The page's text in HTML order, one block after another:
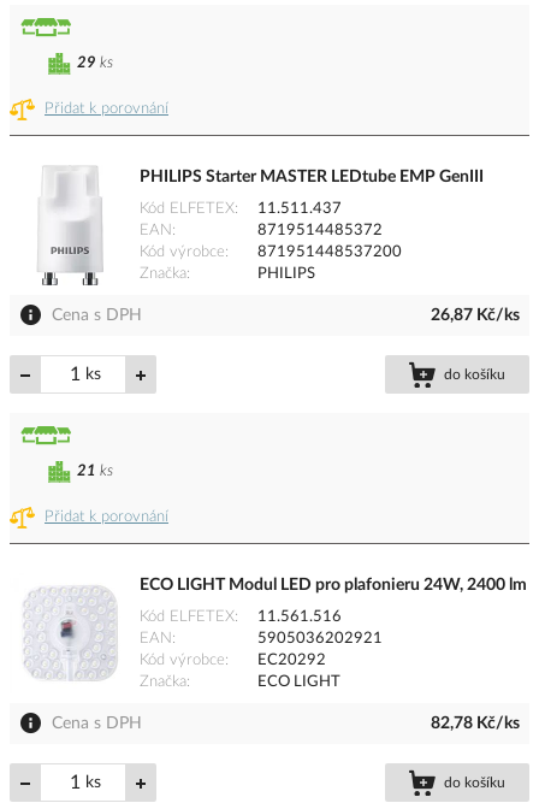
Přidat k porovnání
29 ks
PHILIPS Starter MASTER LEDtube EMP GenIII
Kód ELFETEX
11.511.437
EAN
8719514485372
Kód výrobce
871951448537200
Značka
PHILIPS
Cena s DPH 26,87 Kč/ks
ks do košíku
Přidat k porovnání
21 ks
ECO LIGHT Modul LED pro plafonieru 24W, 2400 lm
Kód ELFETEX
11.561.516
EAN
5905036202921
Kód výrobce
EC20292
Značka
ECO LIGHT
Cena s DPH 82,78 Kč/ks
ks do košíku